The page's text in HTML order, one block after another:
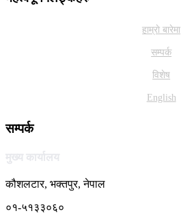
हाम्राे बारेमा
सम्पर्क
विशेष
English
सम्पर्क
मुख्य कार्यालय
कौशलटार, भक्तपुर, नेपाल
०१-५१३३०६०